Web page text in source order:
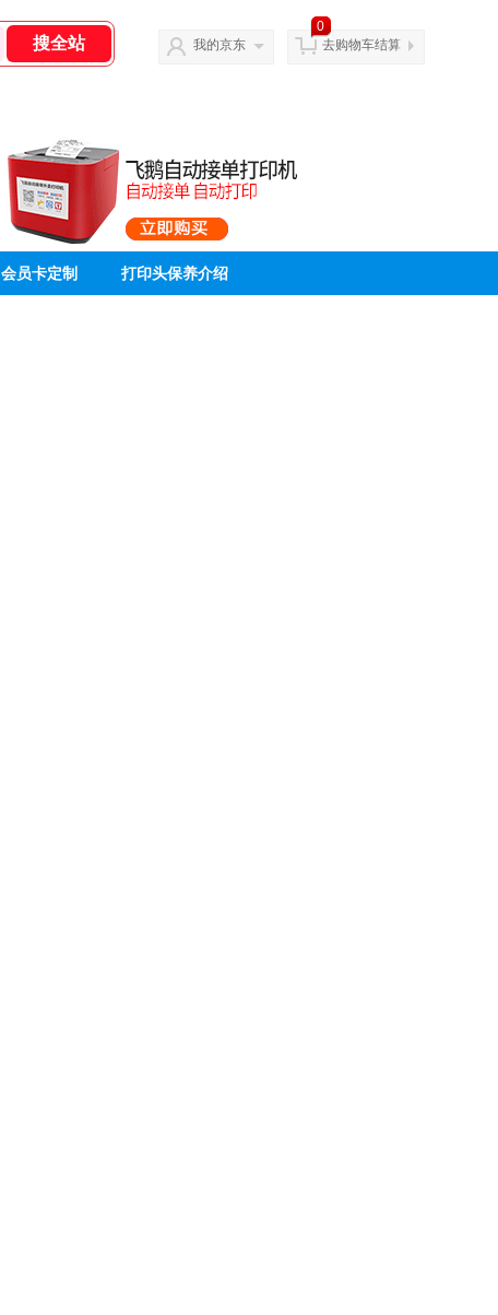
我的京东
0
去购物车结算
会员卡定制 打印头保养介绍